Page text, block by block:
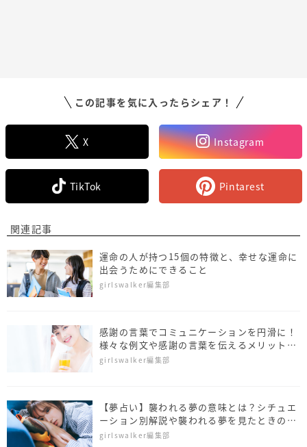
この記事を気に入ったらシェア！
X Instagram
TikTok Pintarest
関連記事
運命の人が持つ15個の特徴と、幸せな運命に
出会うためにできること
girlswalker編集部
感謝の言葉でコミュニケーションを円滑に！
様々な例文や感謝の言葉を伝えるメリットも
紹介
girlswalker編集部
【夢占い】襲われる夢の意味とは？シチュエ
ーション別解説や襲われる夢を見たときの対
処法も紹介
girlswalker編集部